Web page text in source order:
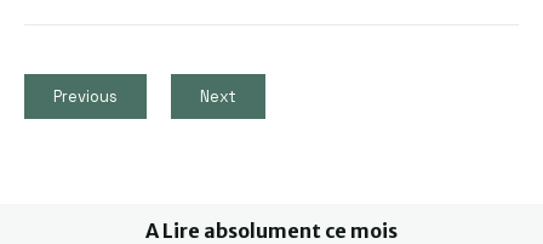
Previous Next
A Lire absolument ce mois